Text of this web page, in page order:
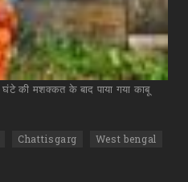
घंटे की मशक्कत के बाद पाया गया काबू
Chattisgarg
West bengal